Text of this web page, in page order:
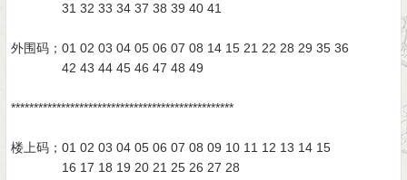
31 32 33 34 37 38 39 40 41
外围码；01 02 03 04 05 06 07 08 14 15 21 22 28 29 35 36
42 43 44 45 46 47 48 49
*************************************************
楼上码；01 02 03 04 05 06 07 08 09 10 11 12 13 14 15
16 17 18 19 20 21 25 26 27 28